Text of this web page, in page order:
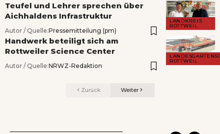
LANDKREIS
ROTTWEIL
Teufel und Lehrer sprechen über
Aichhaldens Infrastruktur
Autor / Quelle:Pressemitteilung (pm)
ROTTWEIL
Handwerk beteiligt sich am
Rottweiler Science Center
Autor / Quelle:NRWZ-Redaktion
Zurück Weiter